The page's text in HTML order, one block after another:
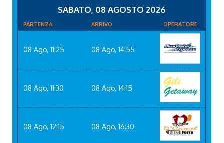
SABATO, 08 AGOSTO 2026
PARTENZA ARRIVO OPERATORE
08 Ago, 11:25 08 Ago, 14:55
08 Ago, 11:30 08 Ago, 14:15
08 Ago, 12:15 08 Ago, 16:30